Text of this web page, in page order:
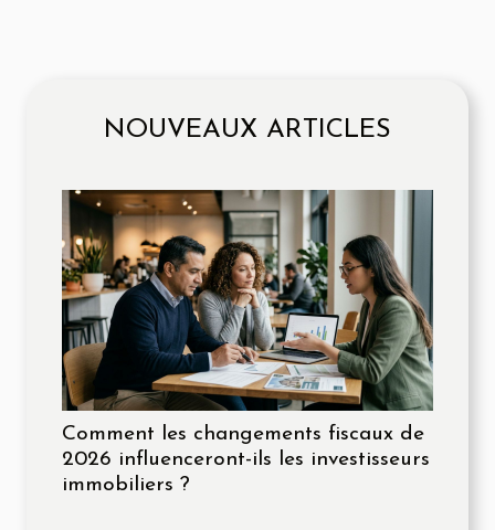
NOUVEAUX ARTICLES
Comment les changements fiscaux de
2026 influenceront-ils les investisseurs
immobiliers ?